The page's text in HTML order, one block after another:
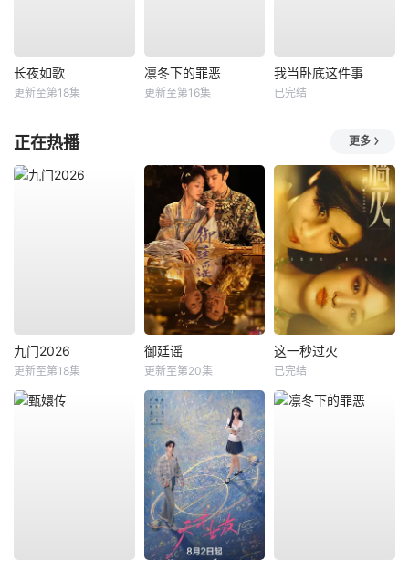
长夜如歌
更新至第18集
凛冬下的罪恶
更新至第16集
我当卧底这件事
已完结
正在热播 更多
九门2026
更新至第18集
御廷谣
更新至第20集
这一秒过火
已完结